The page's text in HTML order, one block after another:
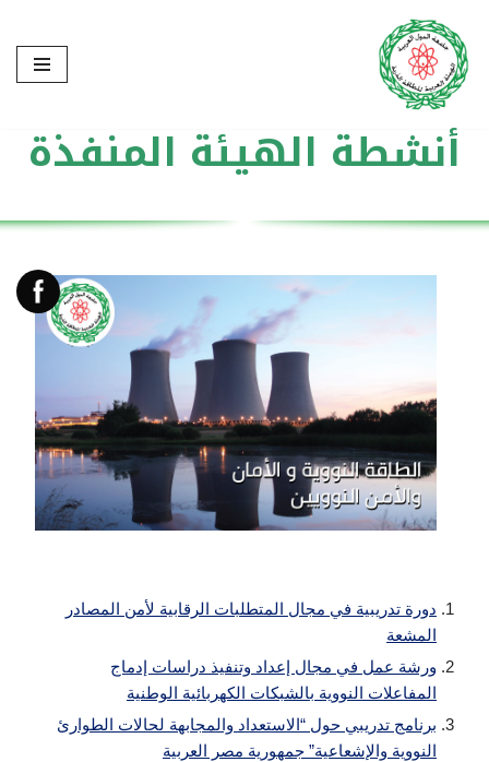
تخطى
إلى
المحتوى
أنشطة الهيئة المنفذة
دورة تدريبية في مجال المتطلبات الرقابية لأمن المصادر
المشعة
ورشة عمل في مجال إعداد وتنفيذ دراسات إدماج
المفاعلات النووية بالشبكات الكهربائية الوطنية
برنامج تدريبي حول “الاستعداد والمجابهة لحالات الطوارئ
النووية والإشعاعية” جمهورية مصر العربية